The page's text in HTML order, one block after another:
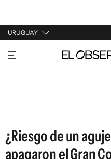
URUGUAY
URUGUAY
ARGENTINA
¿Riesgo de un
apagaron el Gran